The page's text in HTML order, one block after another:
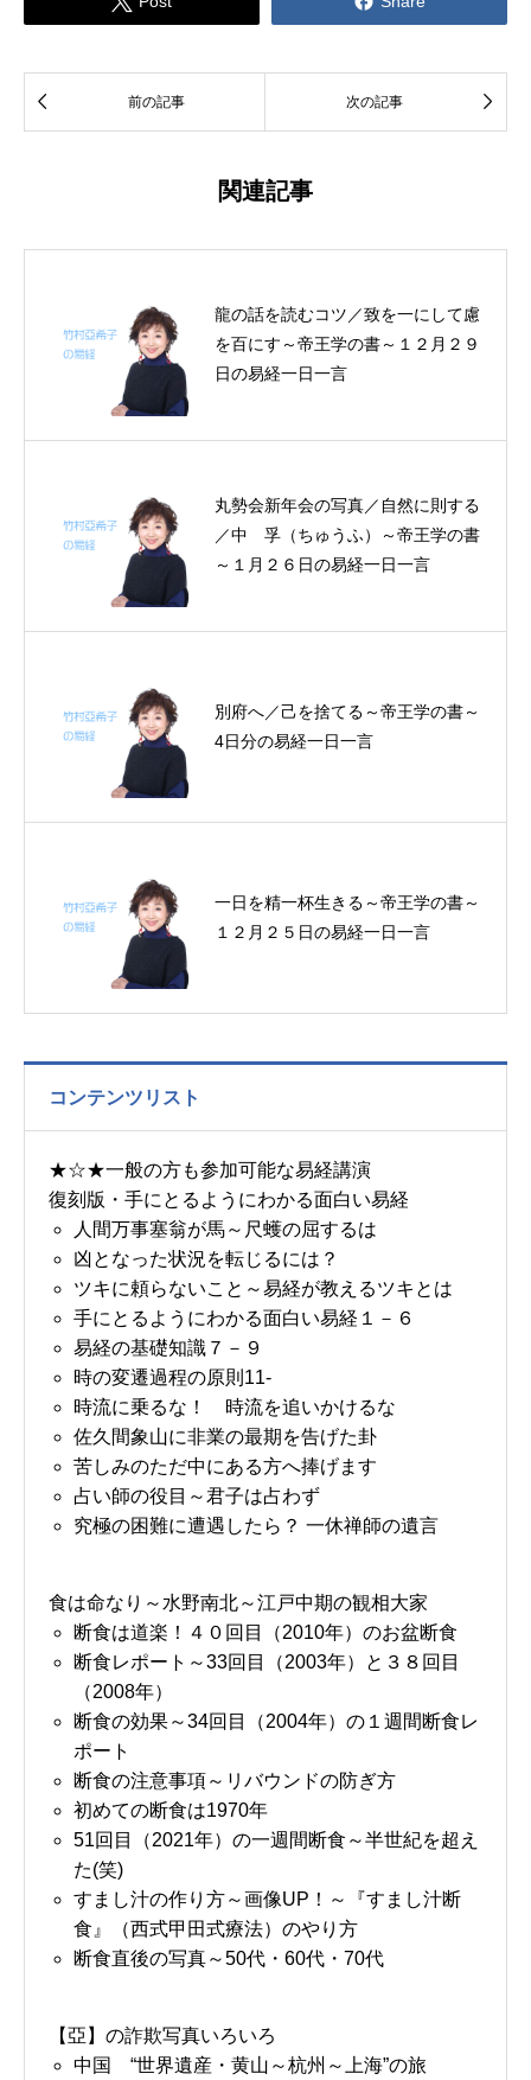
 前の記事 次の記事 
関連記事
龍の話を読むコツ／致を一にして慮
を百にす～帝王学の書～１２月２９
日の易経一日一言
丸勢会新年会の写真／自然に則する
／中 孚（ちゅうふ）～帝王学の書
～１月２６日の易経一日一言
別府へ／己を捨てる～帝王学の書～
4日分の易経一日一言
一日を精一杯生きる～帝王学の書～
１２月２５日の易経一日一言
コンテンツリスト
★☆★一般の方も参加可能な易経講演
復刻版・手にとるようにわかる面白い易経
人間万事塞翁が馬～尺蠖の屈するは
凶となった状況を転じるには？
ツキに頼らないこと～易経が教えるツキとは
手にとるようにわかる面白い易経１－６
易経の基礎知識７－９
時の変遷過程の原則11-
時流に乗るな！ 時流を追いかけるな
佐久間象山に非業の最期を告げた卦
苦しみのただ中にある方へ捧げます
占い師の役目～君子は占わず
究極の困難に遭遇したら？ 一休禅師の遺言
食は命なり～水野南北～江戸中期の観相大家
断食は道楽！４０回目（2010年）のお盆断食
断食レポート～33回目（2003年）と３８回目
（2008年）
断食の効果～34回目（2004年）の１週間断食レ
ポート
断食の注意事項～リバウンドの防ぎ方
初めての断食は1970年
51回目（2021年）の一週間断食～半世紀を超え
た(笑)
すまし汁の作り方～画像UP！～『すまし汁断
食』（西式甲田式療法）のやり方
断食直後の写真～50代・60代・70代
【亞】の詐欺写真いろいろ
中国 “世界遺産・黄山～杭州～上海”の旅